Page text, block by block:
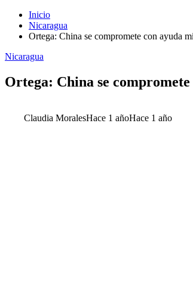
Inicio
Nicaragua
Ortega: China se compromete con ayuda
Nicaragua
Ortega: China se
Claudia MoralesHace 1 añoHace 1 año